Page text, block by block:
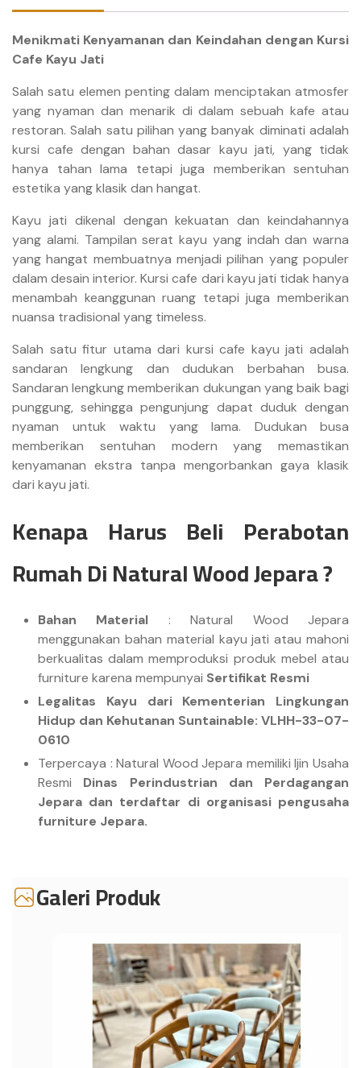
Menikmati Kenyamanan dan Keindahan dengan Kursi
Cafe Kayu Jati
Salah satu elemen penting dalam menciptakan atmosfer
yang nyaman dan menarik di dalam sebuah kafe atau
restoran. Salah satu pilihan yang banyak diminati adalah
kursi cafe dengan bahan dasar kayu jati, yang tidak
hanya tahan lama tetapi juga memberikan sentuhan
estetika yang klasik dan hangat.
Kayu jati dikenal dengan kekuatan dan keindahannya
yang alami. Tampilan serat kayu yang indah dan warna
yang hangat membuatnya menjadi pilihan yang populer
dalam desain interior. Kursi cafe dari kayu jati tidak hanya
menambah keanggunan ruang tetapi juga memberikan
nuansa tradisional yang timeless.
Salah satu fitur utama dari kursi cafe kayu jati adalah
sandaran lengkung dan dudukan berbahan busa.
Sandaran lengkung memberikan dukungan yang baik bagi
punggung, sehingga pengunjung dapat duduk dengan
nyaman untuk waktu yang lama. Dudukan busa
memberikan sentuhan modern yang memastikan
kenyamanan ekstra tanpa mengorbankan gaya klasik
dari kayu jati.
Kenapa Harus Beli Perabotan
Rumah Di Natural Wood Jepara ?
Bahan Material : Natural Wood Jepara
menggunakan bahan material kayu jati atau mahoni
berkualitas dalam memproduksi produk mebel atau
furniture karena mempunyai Sertifikat Resmi
Legalitas Kayu dari Kementerian Lingkungan
Hidup dan Kehutanan Suntainable: VLHH-33-07-
0610
Terpercaya : Natural Wood Jepara memiliki Ijin Usaha
Resmi Dinas Perindustrian dan Perdagangan
Jepara dan terdaftar di organisasi pengusaha
furniture Jepara.
Galeri Produk